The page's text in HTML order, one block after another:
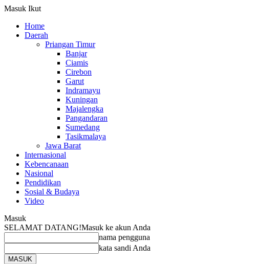
Masuk Ikut
Home
Daerah
Priangan Timur
Banjar
Ciamis
Cirebon
Garut
Indramayu
Kuningan
Majalengka
Pangandaran
Sumedang
Tasikmalaya
Jawa Barat
Internasional
Kebencanaan
Nasional
Pendidikan
Sosial & Budaya
Video
Masuk
SELAMAT DATANG!Masuk ke akun Anda
nama pengguna
kata sandi Anda